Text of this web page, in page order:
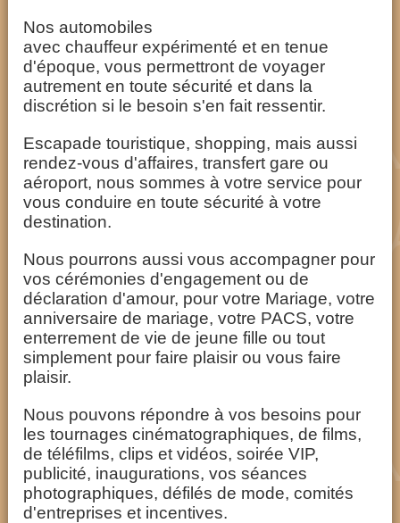
Nos automobiles
avec chauffeur expérimenté et en tenue
d'époque, vous permettront de voyager
autrement en toute sécurité et dans la
discrétion si le besoin s'en fait ressentir.
Escapade touristique, shopping, mais aussi
rendez-vous d'affaires, transfert gare ou
aéroport, nous sommes à votre service pour
vous conduire en toute sécurité à votre
destination.
Nous pourrons aussi vous accompagner pour
vos cérémonies d'engagement ou de
déclaration d'amour, pour votre Mariage, votre
anniversaire de mariage, votre PACS, votre
enterrement de vie de jeune fille ou tout
simplement pour faire plaisir ou vous faire
plaisir.
Nous pouvons répondre à vos besoins pour
les tournages cinématographiques, de films,
de téléfilms, clips et vidéos, soirée VIP,
publicité, inaugurations, vos séances
photographiques, défilés de mode, comités
d'entreprises et incentives.